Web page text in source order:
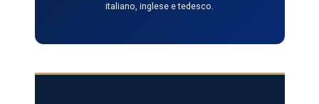
italiano, inglese e tedesco.